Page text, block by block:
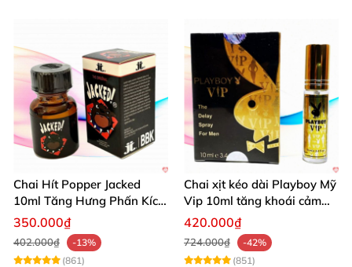
Chai Hít Popper Jacked
10ml Tăng Hưng Phấn Kích
Thích Mạnh Mẽ
350.000₫
402.000₫
-13%
(861)
Chai xịt kéo dài Playboy Mỹ
Vip 10ml tăng khoái cảm
nam
420.000₫
724.000₫
-42%
(851)